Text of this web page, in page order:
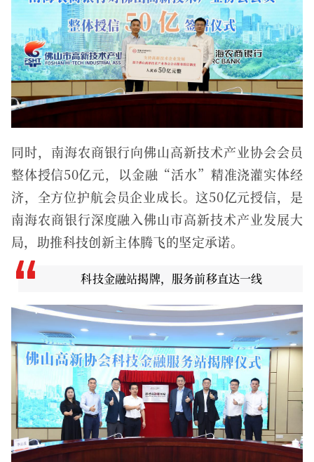
同时，南海农商银行向佛山高新技术产业协会会员
整体授信50亿元，以金融“活水”精准浇灌实体经
济，全方位护航会员企业成长。这50亿元授信，是
南海农商银行深度融入佛山市高新技术产业发展大
局，助推科技创新主体腾飞的坚定承诺。
科技金融站揭牌，服务前移直达一线